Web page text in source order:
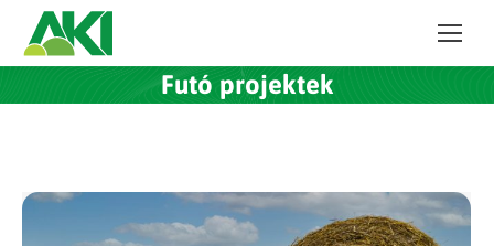
Futó projektek